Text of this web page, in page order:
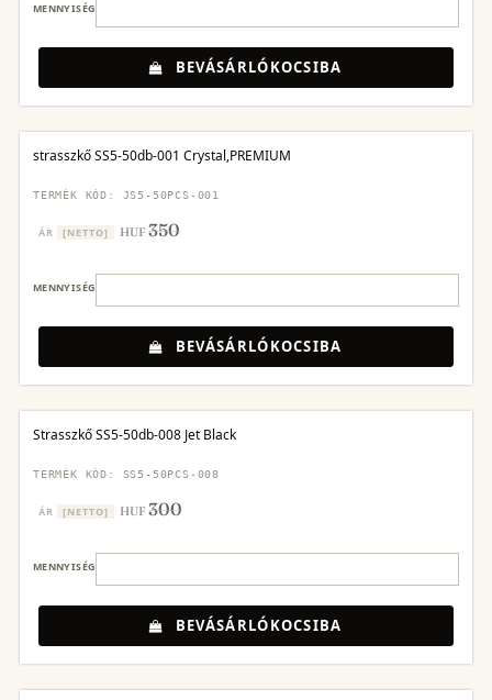
MENNYISÉG
BEVÁSÁRLÓKOCSIBA
strasszkő SS5-50db-001 Crystal,PREMIUM
TERMÉK KÓD: JS5-50PCS-001
ÁR [NETTO] HUF350
MENNYISÉG
BEVÁSÁRLÓKOCSIBA
Strasszkő SS5-50db-008 Jet Black
TERMÉK KÓD: SS5-50PCS-008
ÁR [NETTO] HUF300
MENNYISÉG
BEVÁSÁRLÓKOCSIBA